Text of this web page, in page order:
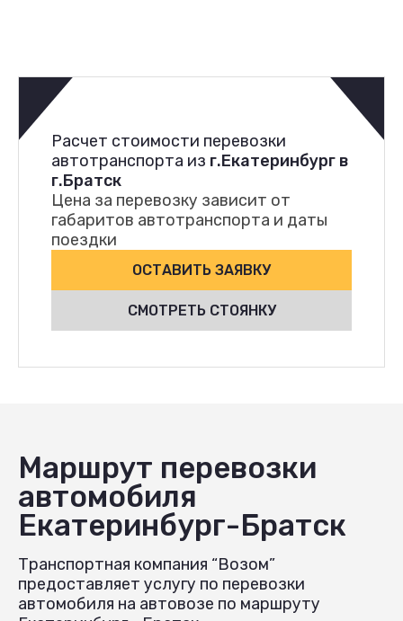
Расчет стоимости перевозки
автотранспорта из г.Екатеринбург в
г.Братск
Цена за перевозку зависит от
габаритов автотранспорта и даты
поездки
ОСТАВИТЬ ЗАЯВКУ
СМОТРЕТЬ СТОЯНКУ
Маршрут перевозки
автомобиля
Екатеринбург-Братск
Транспортная компания “Возом”
предоставляет услугу по перевозки
автомобиля на автовозе по маршруту